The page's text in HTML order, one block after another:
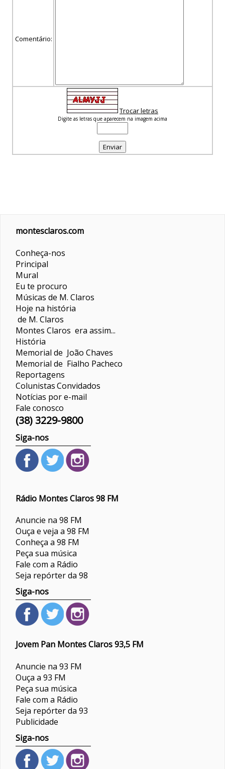
Comentário:
Trocar letras
Digite as letras que aparecem na imagem acima
montesclaros.com
Conheça-nos
Principal
Mural
Eu te procuro
Músicas de M. Claros
Hoje na história
de M. Claros
Montes Claros era assim...
História
Memorial de João Chaves
Memorial de Fialho Pacheco
Reportagens
ColunistasConvidados
Notícias por e-mail
Fale conosco
(38) 3229-9800
Siga-nos
Rádio Montes Claros 98 FM
Anuncie na 98 FM
Ouça e veja a 98 FM
Conheça a 98 FM
Peça sua música
Fale com a Rádio
Seja repórter da 98
Siga-nos
Jovem Pan Montes Claros 93,5 FM
Anuncie na 93 FM
Ouça a 93 FM
Peça sua música
Fale com a Rádio
Seja repórter da 93
Publicidade
Siga-nos